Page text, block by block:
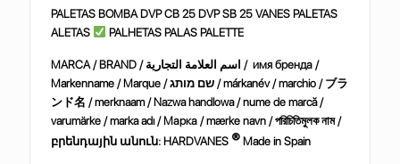
PALETAS BOMBA DVP CB 25 DVP SB 25 VANES PALETAS
ALETAS
PALHETAS PALAS PALETTE
MARCA / BRAND / اسم العلامة التجارية / имя бренда /
Markenname / Marque / שם מותג / márkanév / marchio / ブラ
ンド名 / merknaam / Nazwa handlowa / nume de marcă /
varumärke / marka adı / Марка / mærke navn /পরিচিতিমুলক নাম/
բրենդային անուն: HARDVANES ® Made in Spain